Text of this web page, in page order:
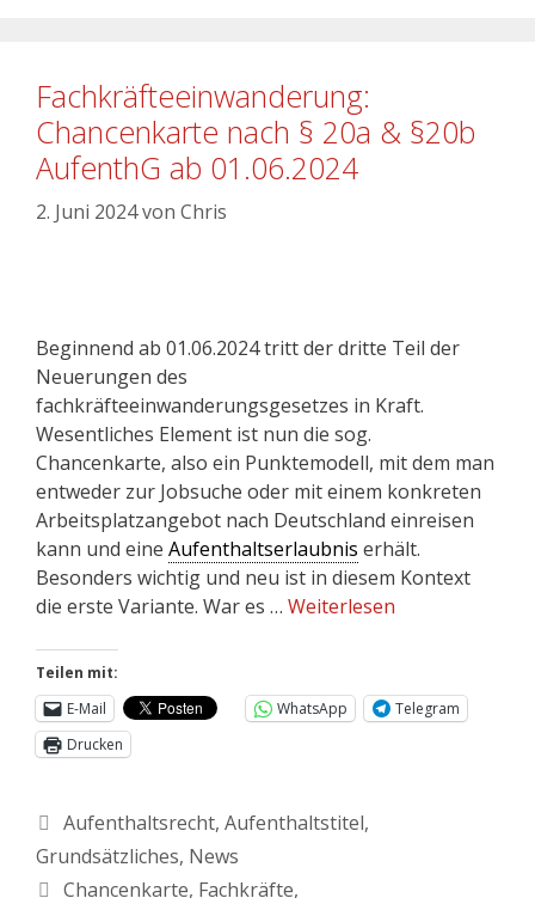
Fachkräfteeinwanderung:
Chancenkarte nach § 20a & §20b
AufenthG ab 01.06.2024
2. Juni 2024von Chris
Beginnend ab 01.06.2024 tritt der dritte Teil der
Neuerungen des
fachkräfteeinwanderungsgesetzes in Kraft.
Wesentliches Element ist nun die sog.
Chancenkarte, also ein Punktemodell, mit dem man
entweder zur Jobsuche oder mit einem konkreten
Arbeitsplatzangebot nach Deutschland einreisen
kann und eine Aufenthaltserlaubnis erhält.
Besonders wichtig und neu ist in diesem Kontext
die erste Variante. War es … Weiterlesen
Teilen mit:
E-Mail
WhatsApp
Telegram
Drucken
Aufenthaltsrecht, Aufenthaltstitel,
Grundsätzliches, News
Chancenkarte, Fachkräfte,